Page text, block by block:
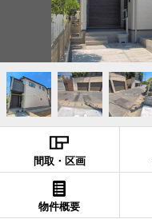
間取・区画
物件概要